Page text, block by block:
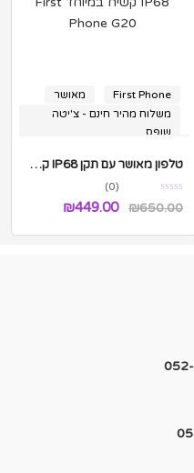
First Phone
מאושר
משלוח מהיר חינם - צ'יטה
שופס
טלפון מאושר עם תקן IP68 קשיח במיוחד First Phone G20
(0)
₪650.00
המחיר ₪449.00